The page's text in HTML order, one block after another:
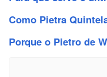
Como Pietra
Porque o Pietro de